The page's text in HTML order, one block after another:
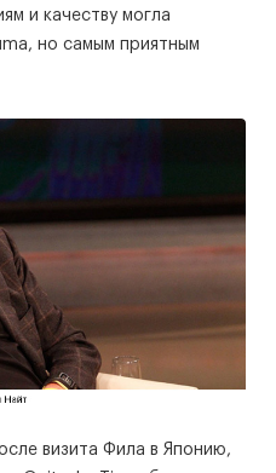
и качеству могла
но самым приятным
визита Фила в Японию,